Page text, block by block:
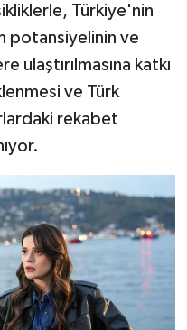
Türkiye'nin
potansiyelinin ve
ulaştırılmasına katkı
ve Türk
rekabet